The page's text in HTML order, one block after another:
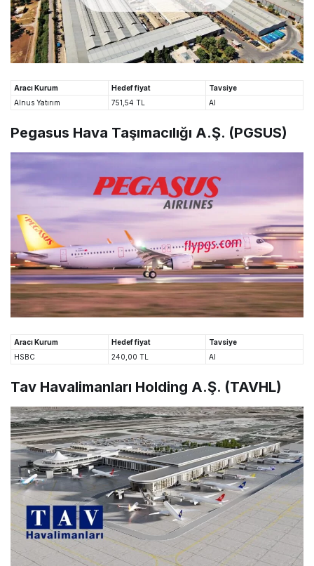
Aracı Kurum Hedef fiyat
Tavsiye
Alnus Yatırım
751,54 TL Al
Pegasus Hava Taşımacılığı A.Ş. (PGSUS)
Aracı Kurum Hedef fiyat
Tavsiye
HSBC
240,00 TL Al
Tav Havalimanları Holding A.Ş. (TAVHL)